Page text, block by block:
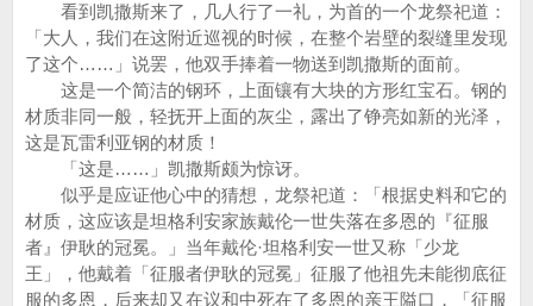
看到凯撒斯来了，几人行了一礼，为首的一个龙祭祀道：
「大人，我们在这附近巡视的时候，在整个岩壁的裂缝里发现
了这个……」说罢，他双手捧着一物送到凯撒斯的面前。
这是一个简洁的钢环，上面镶有大块的方形红宝石。钢的
材质非同一般，轻抚开上面的灰尘，露出了铮亮如新的光泽，
这是瓦雷利亚钢的材质！
「这是……」凯撒斯颇为惊讶。
似乎是应证他心中的猜想，龙祭祀道：「根据史料和它的
材质，这应该是坦格利安家族戴伦一世失落在多恩的『征服
者』伊耿的冠冕。」当年戴伦·坦格利安一世又称「少龙
王」，他戴着「征服者伊耿的冠冕」征服了他祖先未能彻底征
服的多恩，后来却又在议和中死在了多恩的亲王隘口，「征服